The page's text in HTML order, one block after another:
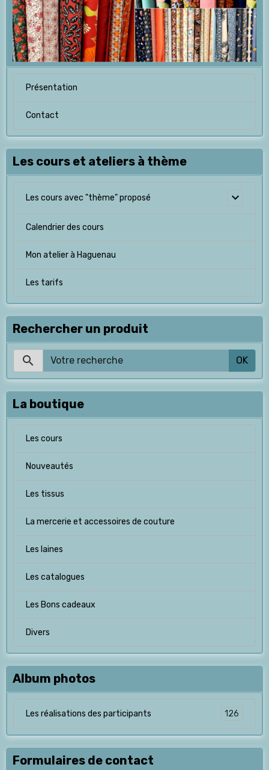
Présentation
Contact
Les cours et ateliers à thème
Les cours avec "thème" proposé
Calendrier des cours
Mon atelier à Haguenau
Les tarifs
Rechercher un produit
OK
La boutique
Les cours
Nouveautés
Les tissus
La mercerie et accessoires de couture
Les laines
Les catalogues
Les Bons cadeaux
Divers
Album photos
Les réalisations des participants 126
Formulaires de contact